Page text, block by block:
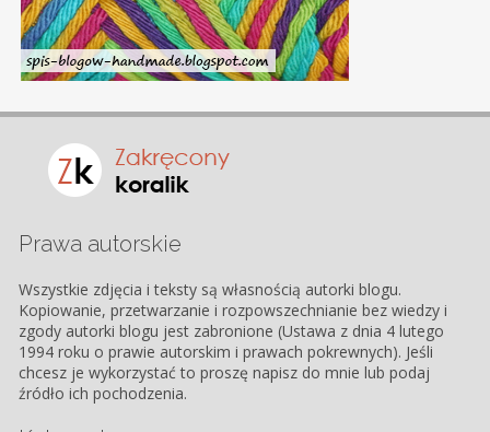
Prawa autorskie
Wszystkie zdjęcia i teksty są własnością autorki blogu.
Kopiowanie, przetwarzanie i rozpowszechnianie bez wiedzy i
zgody autorki blogu jest zabronione (Ustawa z dnia 4 lutego
1994 roku o prawie autorskim i prawach pokrewnych). Jeśli
chcesz je wykorzystać to proszę napisz do mnie lub podaj
źródło ich pochodzenia.